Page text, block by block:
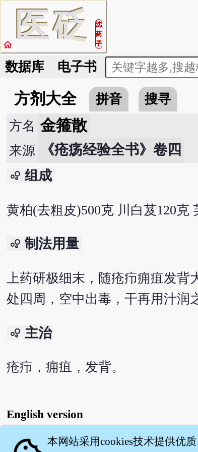
医砭
沈
药
子
home
数据库 电子书
方剂大全 拼音 搜寻
方名 金箍散
来源 《疮疡经验全书》卷四
bubble_chart 组成
黄柏(去粗皮)500克 川白芨120克
bubble_chart 制法用量
上药研极细末，随疮疖痈疽发背
处四周，空中出毒，干再用汁润
bubble_chart 主治
疮疖，痈疽，发背。
English version
本网站采用cookies技术提供优